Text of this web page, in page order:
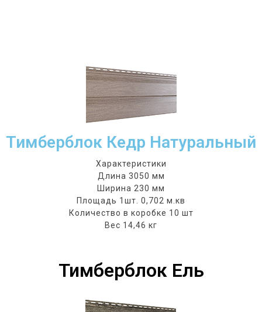
Тимберблок Кедр Натуральный
Характеристики
Длина 3050 мм
Ширина 230 мм
Площадь 1шт. 0,702 м.кв
Количество в коробке 10 шт
Вес 14,46 кг
Тимберблок Ель